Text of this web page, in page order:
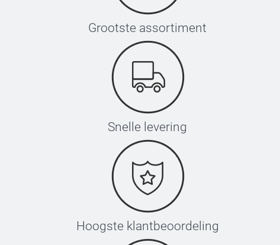
Grootste assortiment
Snelle levering
Hoogste klantbeoordeling